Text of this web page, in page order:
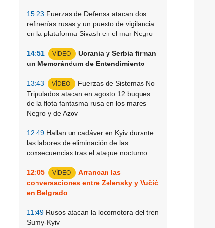
15:23 Fuerzas de Defensa atacan dos
refinerías rusas y un puesto de vigilancia
en la plataforma Sivash en el mar Negro
14:51 VÍDEO
Ucrania y Serbia firman
un Memorándum de Entendimiento
13:43 VÍDEO
Fuerzas de Sistemas No
Tripulados atacan en agosto 12 buques
de la flota fantasma rusa en los mares
Negro y de Azov
12:49 Hallan un cadáver en Kyiv durante
las labores de eliminación de las
consecuencias tras el ataque nocturno
12:05 VÍDEO
Arrancan las
conversaciones entre Zelensky y Vučić
en Belgrado
11:49 Rusos atacan la locomotora del tren
Sumy-Kyiv